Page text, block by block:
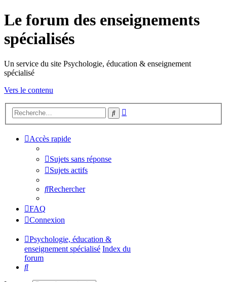
Le forum des enseignements
spécialisés
Un service du site Psychologie, éducation & enseignement
spécialisé
Vers le contenu
Rechercher
Accès rapide
Sujets sans réponse
Sujets actifs
Rechercher
FAQ
Connexion
Psychologie, éducation &
enseignement spécialisé Index du
forum
Rechercher